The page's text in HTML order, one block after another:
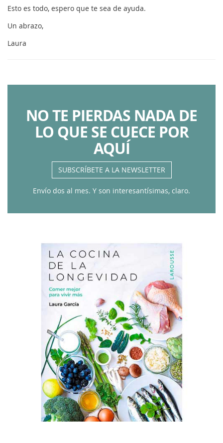
Esto es todo, espero que te sea de ayuda.
Un abrazo,
Laura
NO TE PIERDAS NADA DE
LO QUE SE CUECE POR
AQUÍ
SUBSCRÍBETE A LA NEWSLETTER
Envío dos al mes. Y son interesantísimas, claro.